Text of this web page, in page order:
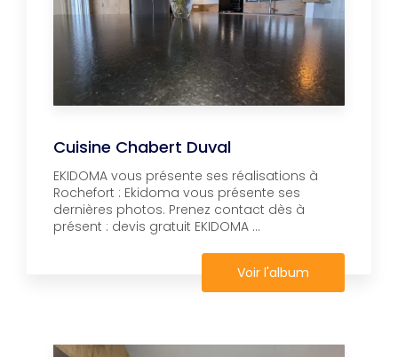
Cuisine Chabert Duval
EKIDOMA vous présente ses réalisations à
Rochefort : Ekidoma vous présente ses
dernières photos. Prenez contact dès à
présent : devis gratuit EKIDOMA ...
Voir l'album